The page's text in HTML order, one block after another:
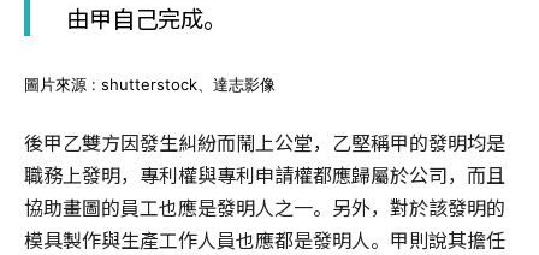
由甲自己完成。
圖片來源 : shutterstock、達志影像
後甲乙雙方因發生糾紛而鬧上公堂，乙堅稱甲的發明均是
職務上發明，專利權與專利申請權都應歸屬於公司，而且
協助畫圖的員工也應是發明人之一。另外，對於該發明的
模具製作與生產工作人員也應都是發明人。甲則說其擔任